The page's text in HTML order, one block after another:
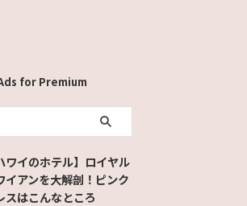
for Premium
ワイのホテル】ロイヤル
イアンを大解剖！ピンク
スはこんなところ